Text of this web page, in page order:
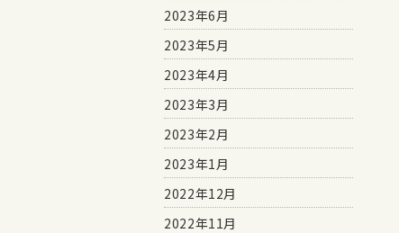
2023年6月
2023年5月
2023年4月
2023年3月
2023年2月
2023年1月
2022年12月
2022年11月